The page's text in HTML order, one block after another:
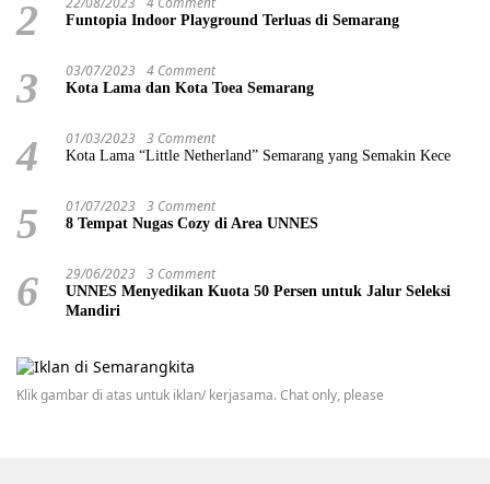
2 Funtopia Indoor Playground Terluas di Semarang
3 03/07/2023 4 Comment
Kota Lama dan Kota Toea Semarang
4 01/03/2023 3 Comment
Kota Lama “Little Netherland” Semarang yang Semakin Kece
5 01/07/2023 3 Comment
8 Tempat Nugas Cozy di Area UNNES
6 29/06/2023 3 Comment
UNNES Menyedikan Kuota 50 Persen untuk Jalur Seleksi
Mandiri
Klik gambar di atas untuk iklan/ kerjasama. Chat only, please